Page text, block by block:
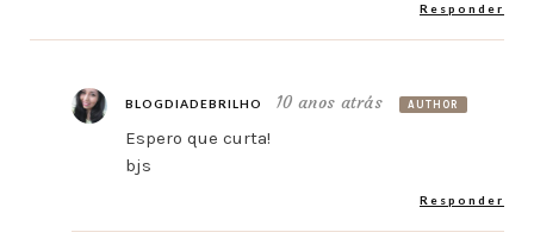
Responder
BLOGDIADEBRILHO 10 anos atrás AUTHOR
Espero que curta!
bjs
Responder